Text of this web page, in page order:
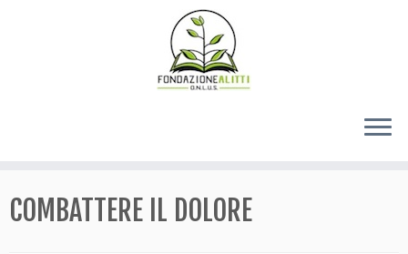
COMBATTERE IL DOLORE